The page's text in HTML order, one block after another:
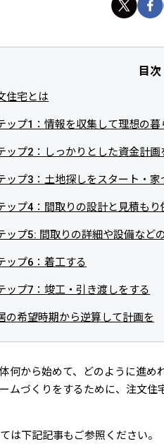
目次
住宅とは
ップ1：情報を収集して理想の暮
ップ2：しっかりとした資金計画
ップ3：土地探しをスタート・
ップ4：間取りの設計と見積もり
ップ5: 間取りの詳細や設備など
ップ6：着工する
ップ7：竣工・引き渡しをする
の希望時期から逆算して計画を
何から始めて、どのように進
ムづくりをするために、注文
は下記記事もご参照ください。